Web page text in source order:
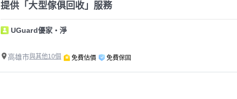
提供「大型傢俱回收」服務
UGuard優家・淨
高雄市與其他10個 免費估價 免費保固